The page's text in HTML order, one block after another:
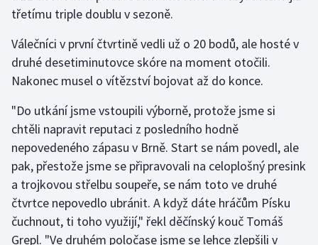
Veslování
Vodní slalom
Volejbal
Ostatní
třetímu triple doublu v sezoně.
Válečníci v první čtvrtině vedli už o 20 bodů, ale hosté v
druhé desetiminutovce skóre na moment otočili.
Nakonec musel o vítězství bojovat až do konce.
"Do utkání jsme vstoupili výborně, protože jsme si
chtěli napravit reputaci z posledního hodně
nepovedeného zápasu v Brně. Start se nám povedl, ale
pak, přestože jsme se připravovali na celoplošný presink
a trojkovou střelbu soupeře, se nám toto ve druhé
čtvrtce nepovedlo ubránit. A když dáte hráčům Písku
čuchnout, ti toho využijí," řekl děčínský kouč Tomáš
Grepl. "Ve druhém poločase jsme se lehce zlepšili v